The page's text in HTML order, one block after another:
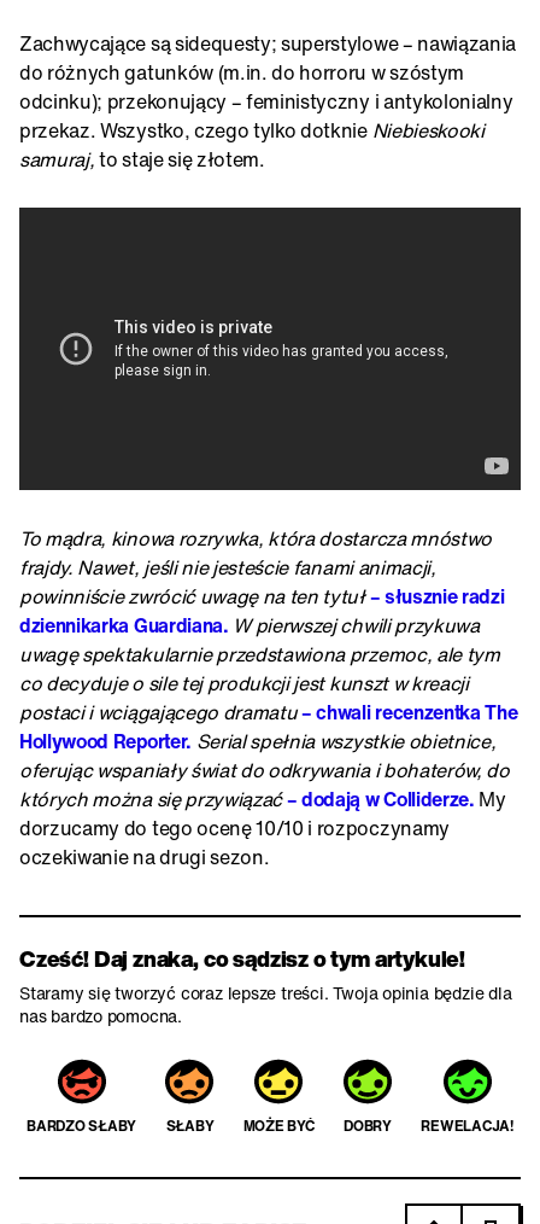
Zachwycające są sidequesty; superstylowe – nawiązania
do różnych gatunków (m.in. do horroru w szóstym
odcinku); przekonujący – feministyczny i antykolonialny
przekaz. Wszystko, czego tylko dotknie Niebieskooki
samuraj,to staje się złotem.
To mądra, kinowa rozrywka, która dostarcza mnóstwo
frajdy. Nawet, jeśli nie jesteście fanami animacji,
powinniście zwrócić uwagę na ten tytuł– słusznie radzi
dziennikarka Guardiana. W pierwszej chwili przykuwa
uwagę spektakularnie przedstawiona przemoc, ale tym
co decyduje o sile tej produkcji jest kunszt w kreacji
postaci i wciągającego dramatu– chwali recenzentka The
Hollywood Reporter. Serial spełnia wszystkie obietnice,
oferując wspaniały świat do odkrywania i bohaterów, do
których można się przywiązać– dodają w Colliderze. My
dorzucamy do tego ocenę 10/10 i rozpoczynamy
oczekiwanie na drugi sezon.
Cześć! Daj znaka, co sądzisz o tym artykule!
Staramy się tworzyć coraz lepsze treści. Twoja opinia będzie dla
nas bardzo pomocna.
BARDZO SŁABY SŁABY MOŻE BYĆ DOBRY REWELACJA!